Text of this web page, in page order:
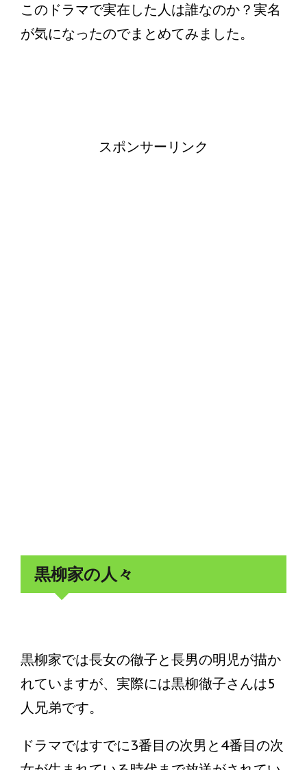
このドラマで実在した人は誰なのか？実名
が気になったのでまとめてみました。
スポンサーリンク
黒柳家の人々
黒柳家では長女の徹子と長男の明児が描か
れていますが、実際には黒柳徹子さんは5
人兄弟です。
ドラマではすでに3番目の次男と4番目の次